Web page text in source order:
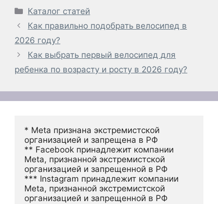
Рубрики
Каталог статей
Как правильно подобрать велосипед в
2026 году?
Как выбрать первый велосипед для
ребенка по возрасту и росту в 2026 году?
* Meta признана экстремистской
организацией и запрещена в РФ
** Facebook принадлежит компании
Meta, признанной экстремистской
организацией и запрещенной в РФ
*** Instagram принадлежит компании
Meta, признанной экстремистской
организацией и запрещенной в РФ